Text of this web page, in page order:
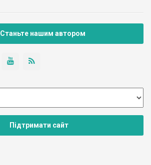
Станьте нашим автором
Підтримати сайт